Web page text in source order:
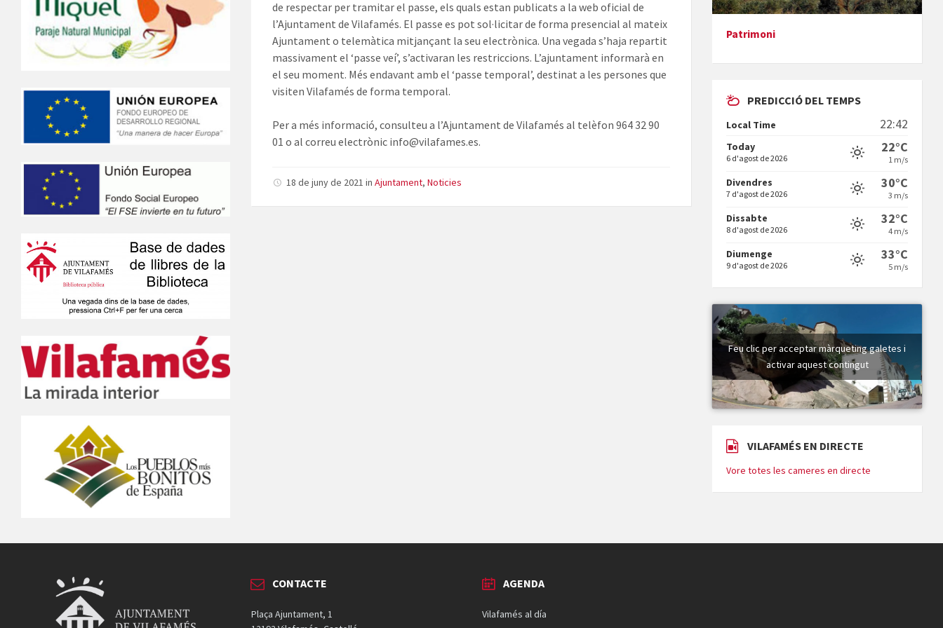
de respectar per tramitar el passe, els quals estan publicats a la web oficial de
l’Ajuntament de Vilafamés. El passe es pot sol·licitar de forma presencial al mateix
Ajuntament o telemàtica mitjançant la seu electrònica. Una vegada s’haja repartit
massivament el ‘passe veí’, s’activaran les restriccions. L’ajuntament informarà en
el seu moment. Més endavant amb el ‘passe temporal’, destinat a les persones que
visiten Vilafamés de forma temporal.
Per a més informació, consulteu a l’Ajuntament de Vilafamés al telèfon 964 32 90
01 o al correu electrònic info@vilafames.es.
18 de juny de 2021inAjuntament,Noticies
mare&quot;, d'Emma Zafon
En Bum
Vermuts a la Font. Hit parit
Patrimoni
PREDICCIÓ DEL TEMPS
Local Time 22:42
Today
6 d'agost de 2026
22°C
1 m/s
Divendres
7 d'agost de 2026
30°C
3 m/s
Dissabte
8 d'agost de 2026
32°C
4 m/s
Diumenge
9 d'agost de 2026
33°C
5 m/s
Feu clic per acceptar màrqueting galetes i
activar aquest contingut
VILAFAMÉS EN DIRECTE
Vore totes les cameres en directe
CONTACTE
Plaça Ajuntament, 1
AGENDA
Vilafamés al día